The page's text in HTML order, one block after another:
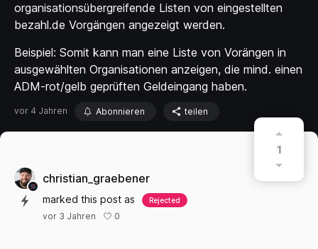
organisationsübergreifende Listen von eingestellten
bezahl.de Vorgängen angezeigt werden.
Beispiel: Somit kann man eine Liste von Vorängen in
ausgewählten Organisationen anzeigen, die mind. einen
ADM-rot/gelb geprüften Geldeingang haben.
vor 4 Jahren Abonnieren teilen
1
christian_graebener
marked this post as Rejected
vor 3 Jahren 0